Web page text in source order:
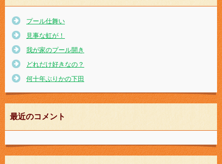
プール仕舞い
見事な虹が！
我が家のプール開き
どれだけ好きなの？
何十年ぶりかの下田
最近のコメント